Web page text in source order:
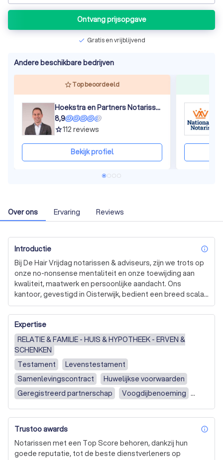
Ontvang prijsopgave
check Gratis en vrijblijvend
Andere beschikbare bedrijven
Top beoordeeld
Hoekstra en Partners Notarissen
8,9
grade112 reviews
Bekijk profiel
Over ons Ervaring Reviews
Introductie
Bij De Hair Vrijdag notarissen & adviseurs, zijn we trots op
onze no-nonsense mentaliteit en onze toewijding aan
kwaliteit, maatwerk en persoonlijke aandacht. Ons
kantoor, gevestigd in Oisterwijk, bedient een breed scala
aan cliënten, variërend van particulieren tot ondernemers
uit Brabant en omstreken. Of u nu een notaris nodig heeft
voor een samenlevingscontract, testament, estate
planning, aankoop van een woning of bedrijfsgebouw, of
de oprichting van een nieuwe stichting of bedrijf, wij staan
voor u klaar.
Onze deskundigheid gaat verder dan alleen het leveren
van notariële diensten. We begrijpen dat ondernemen
risico's met zich meebrengt, vooral financiële. Daarom
streven we ernaar om uw bedrijfsmatige en privézaken
naadloos op elkaar af te stemmen. We onderscheiden
ons door onze expertise in familierecht, overdracht van
onroerende zaken en ondernemingsrecht.
Expertise
RELATIE & FAMILIE - HUIS & HYPOTHEEK - ERVEN &
SCHENKEN
Testament
Levenstestament
Samenlevingscontract
Huwelijkse voorwaarden
Geregistreerd partnerschap
Voogdijbenoeming
Verklaring van erfrecht
Akte van schenking
Leverings- en/of hypotheekakte
Trustoo awards
Notarissen met een Top Score behoren, dankzij hun
goede reputatie, tot de beste dienstverleners op